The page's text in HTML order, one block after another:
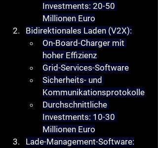
Investments: 20-50
Millionen Euro
Bidirektionales Laden (V2X):
On-Board-Charger mit
hoher Effizienz
Grid-Services-Software
Sicherheits- und
Kommunikationsprotokolle
Durchschnittliche
Investments: 10-30
Millionen Euro
Lade-Management-Software: